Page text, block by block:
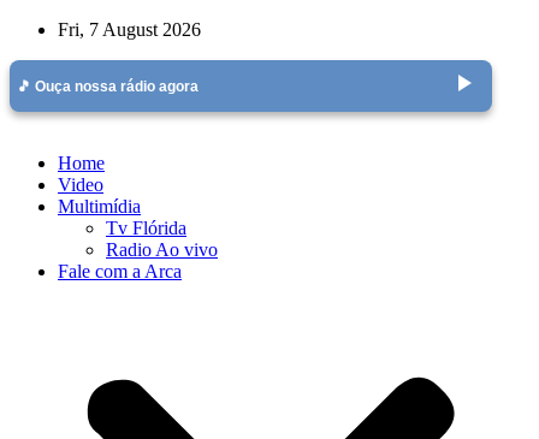
Skip
content
Fri, 7 August 2026
🎵 Ouça nossa rádio agora play_arrow
Home
Video
Multimídia
Tv Flórida
Radio Ao vivo
Fale com a Arca